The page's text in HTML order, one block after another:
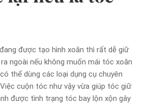
được tạo hình xoăn thì rất dễ giữ
ngoài nếu không muốn mái tóc xoăn
thể dùng các loại dụng cụ chuyên
cuộn tóc như vậy vừa giúp tóc giữ
được tình trạng tóc bay lộn xộn gây